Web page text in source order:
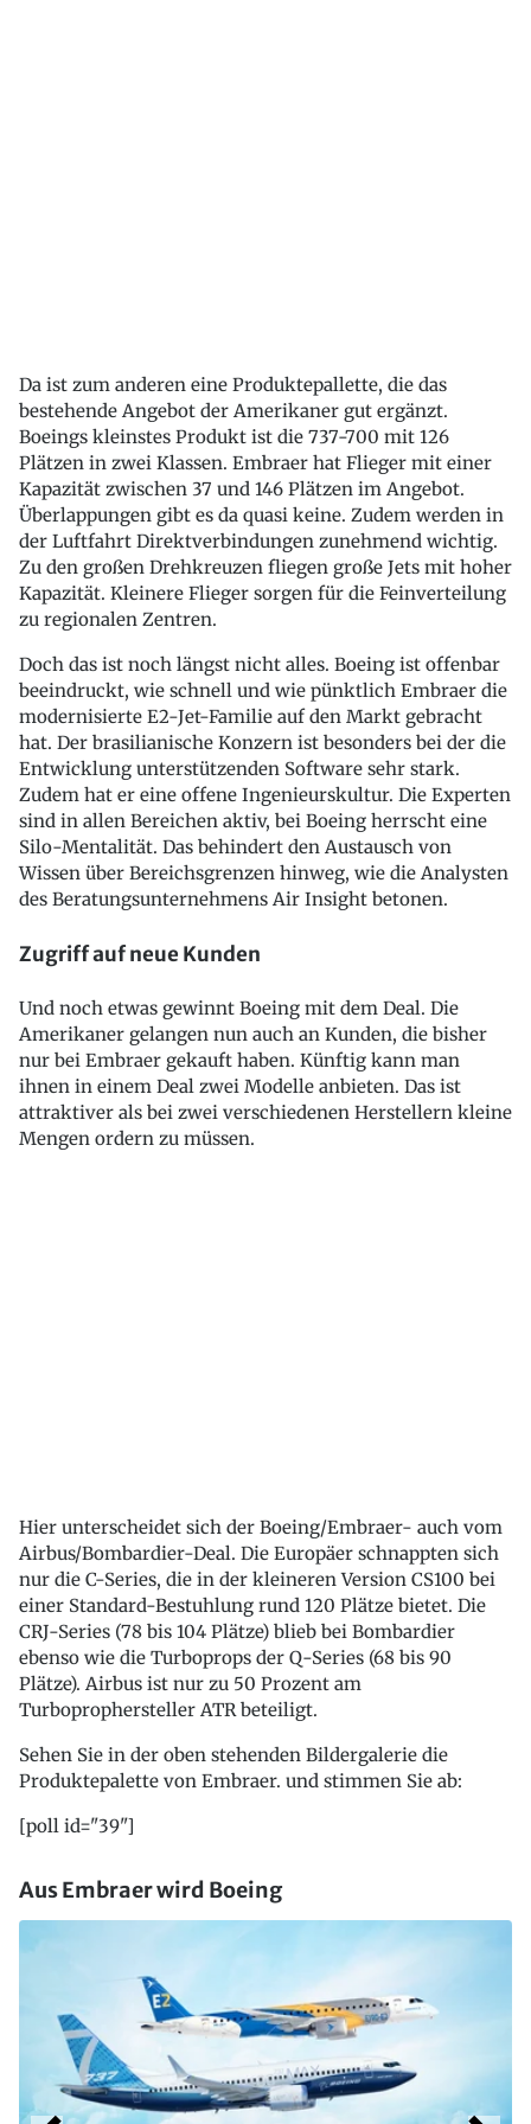
Da ist zum anderen eine Produktepallette, die das
bestehende Angebot der Amerikaner gut ergänzt.
Boeings kleinstes Produkt ist die 737-700 mit 126
Plätzen in zwei Klassen. Embraer hat Flieger mit einer
Kapazität zwischen 37 und 146 Plätzen im Angebot.
Überlappungen gibt es da quasi keine. Zudem werden in
der Luftfahrt Direktverbindungen zunehmend wichtig.
Zu den großen Drehkreuzen fliegen große Jets mit hoher
Kapazität. Kleinere Flieger sorgen für die Feinverteilung
zu regionalen Zentren.
Doch das ist noch längst nicht alles. Boeing ist offenbar
beeindruckt, wie schnell und wie pünktlich Embraer die
modernisierte E2-Jet-Familie auf den Markt gebracht
hat. Der brasilianische Konzern ist besonders bei der die
Entwicklung unterstützenden Software sehr stark.
Zudem hat er eine offene Ingenieurskultur. Die Experten
sind in allen Bereichen aktiv, bei Boeing herrscht eine
Silo-Mentalität. Das behindert den Austausch von
Wissen über Bereichsgrenzen hinweg, wie die Analysten
des Beratungsunternehmens Air Insight betonen.
Zugriff auf neue Kunden
Und noch etwas gewinnt Boeing mit dem Deal. Die
Amerikaner gelangen nun auch an Kunden, die bisher
nur bei Embraer gekauft haben. Künftig kann man
ihnen in einem Deal zwei Modelle anbieten. Das ist
attraktiver als bei zwei verschiedenen Herstellern kleine
Mengen ordern zu müssen.
Hier unterscheidet sich der Boeing/Embraer- auch vom
Airbus/Bombardier-Deal. Die Europäer schnappten sich
nur die C-Series, die in der kleineren Version CS100 bei
einer Standard-Bestuhlung rund 120 Plätze bietet. Die
CRJ-Series (78 bis 104 Plätze) blieb bei Bombardier
ebenso wie die Turboprops der Q-Series (68 bis 90
Plätze). Airbus ist nur zu 50 Prozent am
Turboprophersteller ATR beteiligt.
Sehen Sie in der oben stehenden Bildergalerie die
Produktepalette von Embraer. und stimmen Sie ab:
[poll id="39"]
Aus Embraer wird Boeing